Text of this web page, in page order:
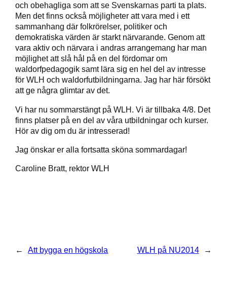
och obehagliga som att se Svenskarnas parti ta plats.
Men det finns också möjligheter att vara med i ett
sammanhang där folkrörelser, politiker och
demokratiska värden är starkt närvarande. Genom att
vara aktiv och närvara i andras arrangemang har man
möjlighet att slå hål på en del fördomar om
waldorfpedagogik samt lära sig en hel del av intresse
för WLH och waldorfutbildningarna. Jag har här försökt
att ge några glimtar av det.
Vi har nu sommarstängt på WLH. Vi är tillbaka 4/8. Det
finns platser på en del av våra utbildningar och kurser.
Hör av dig om du är intresserad!
Jag önskar er alla fortsatta sköna sommardagar!
Caroline Bratt, rektor WLH
← Att bygga en högskola WLH på NU2014 →